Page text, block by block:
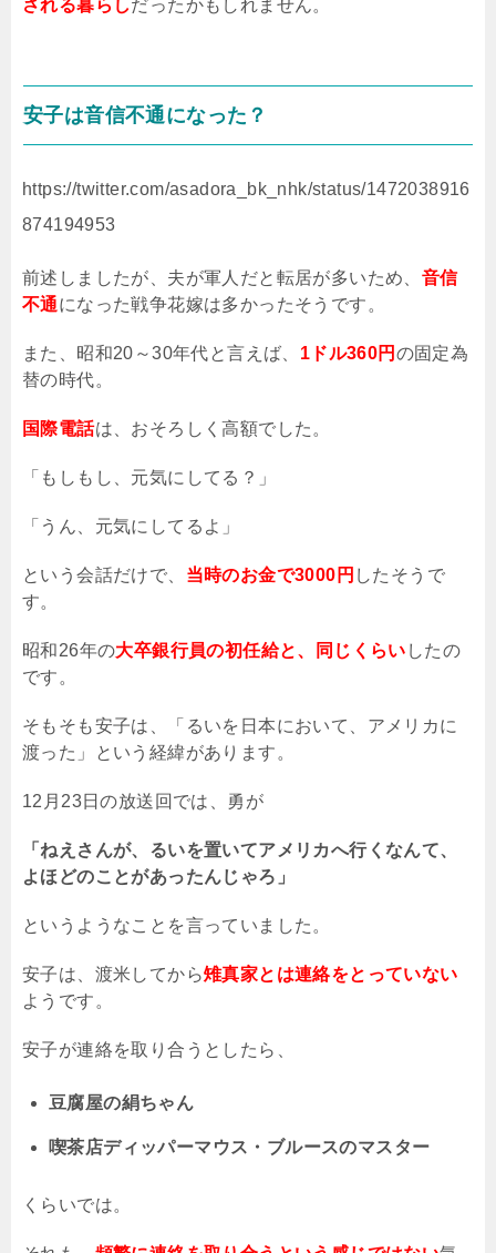
される暮らしだったかもしれません。
安子は音信不通になった？
https://twitter.com/asadora_bk_nhk/status/1472038916
874194953
前述しましたが、夫が軍人だと転居が多いため、 音信
不通になった戦争花嫁は多かったそうです。
また、昭和20 ～30年代と言えば、 1ドル360円 の固定為
替の時代。
国際電話は、おそろしく高額でした。
「もしもし、元気にしてる？」
「うん、元気にしてるよ」
という会話だけで、 当時のお金で3000円 したそうで
す。
昭和26年の大卒銀行員の初任給と、同じくらい したの
です。
そもそも安子は、「るいを日本において、アメリカに
渡った」という経緯があります。
12 月 23日の放送回では、勇が
「ねえさんが、るいを置いてアメリカへ行くなんて、
よほどのことがあったんじゃろ」
というようなことを言っていました。
安子は、渡米してから雉真家とは連絡をとっていない
ようです。
安子が連絡を取り合うとしたら、
豆腐屋の絹ちゃん
喫茶店ディッパーマウス・ブルースのマスター
くらいでは。